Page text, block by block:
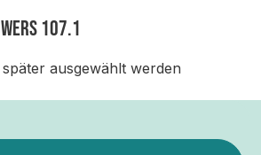
107.1
ausgewählt werden